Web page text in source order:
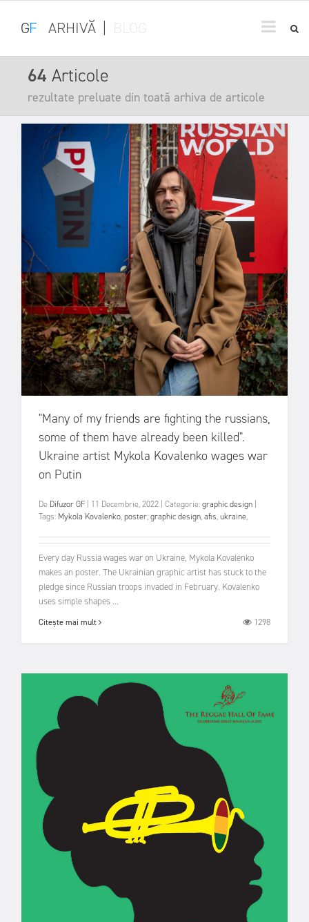
GF ARHIVĂ
64 Articole
rezultate preluate din toată arhiva de articole
"Many of my friends are fighting the russians,
some of them have already been killed".
Ukraine artist Mykola Kovalenko wages war
on Putin
De Difuzor GF 11 Decembrie, 2022 Categorie:graphic design
Tags: Mykola Kovalenko,poster,graphic design,afis,ukraine,
Every day Russia wages war on Ukraine, Mykola Kovalenko
makes an poster. The Ukrainian graphic artist has stuck to the
pledge since Russian troops invaded in February. Kovalenko
uses simple shapes ...
Citește mai mult 1298